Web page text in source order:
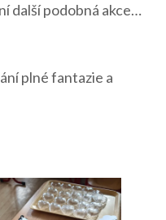
další podobná akce…
plné fantazie a